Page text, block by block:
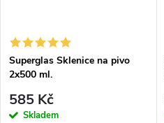
Superglas Sklenice na pivo
2x500 ml.
585 Kč
Skladem